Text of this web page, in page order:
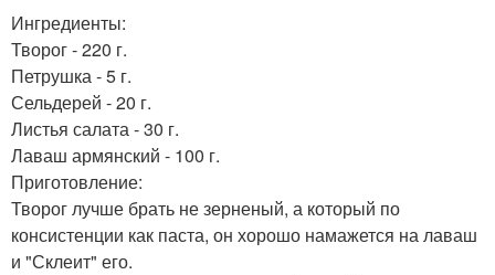
Ингредиенты:
Творог - 220 г.
Петрушка - 5 г.
Сельдерей - 20 г.
Листья салата - 30 г.
Лаваш армянский - 100 г.
Приготовление:
Творог лучше брать не зерненый, а который по
консистенции как паста, он хорошо намажется на лаваш
и "Склеит" его.